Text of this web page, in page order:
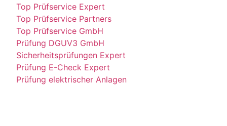
Top Prüfservice Expert
Top Prüfservice Partners
Top Prüfservice GmbH
Prüfung DGUV3 GmbH
Sicherheitsprüfungen Expert
Prüfung E-Check Expert
Prüfung elektrischer Anlagen